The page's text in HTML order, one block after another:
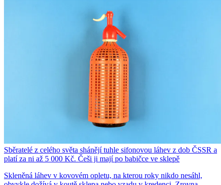
Sběratelé z celého světa shánějí tuhle sifonovou láhev z dob ČSSR a
platí za ni až 5 000 Kč. Češi ji mají po babičce ve sklepě
Skleněná láhev v kovovém opletu, na kterou roky nikdo nesáhl,